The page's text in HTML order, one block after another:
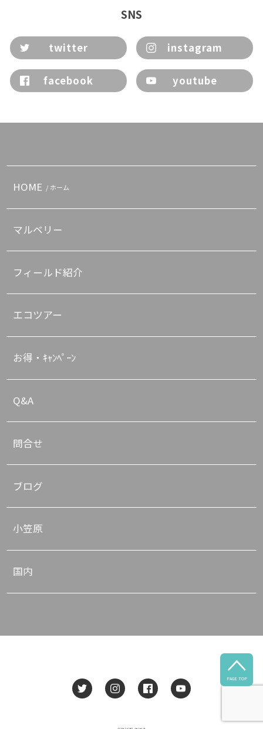
SNS
twitter instagram
facebook youtube

PAGE TOP
HOME / ホーム
マルベリー
フィールド紹介
エコツアー
お得・ｷｬﾝﾍﾟｰﾝ
Q&A
問合せ
ブログ
小笠原
国内